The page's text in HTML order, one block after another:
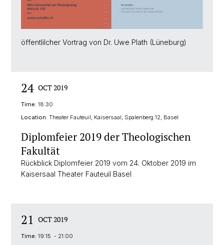
öffentlilcher Vortrag von Dr. Uwe Plath (Lüneburg)
24 OCT 2019
Time: 18:30
Location: Theater Fauteuil, Kaisersaal, Spalenberg 12, Basel
Diplomfeier 2019 der Theologischen
Fakultät
Rückblick Diplomfeier 2019 vom 24. Oktober 2019 im
Kaisersaal Theater Fauteuil Basel
21 OCT 2019
Time: 19:15 - 21:00